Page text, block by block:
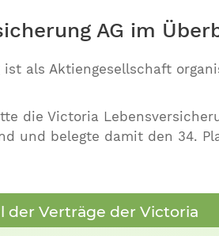
AG im
als Aktiengesellschaft
die Victoria
und belegte damit den 34.
der Verträge der Victoria